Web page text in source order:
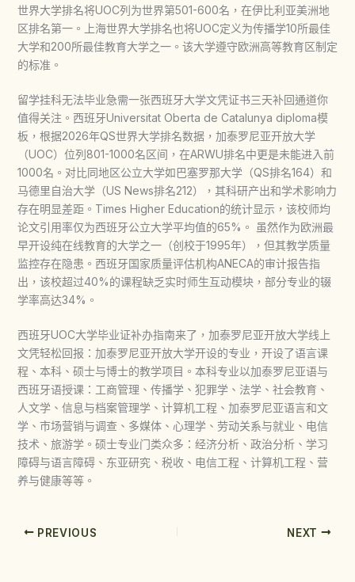
世界大学排名将UOC列为世界第501-600名，在伊比利亚美洲地
区排名第一。上海世界大学排名也将UOC定义为传播学10所最佳
大学和200所最佳教育大学之一。该大学遵守欧洲高等教育区制定
的标准。
留学挂科无法毕业急需一张西班牙大学文凭证书三天补回通道你
值得关注。西班牙Universitat Oberta de Catalunya diploma模
板，根据2026年QS世界大学排名数据，加泰罗尼亚开放大学
（UOC）位列801-1000名区间，在ARWU排名中更是未能进入前
1000名。对比同地区公立大学如巴塞罗那大学（QS排名164）和
马德里自治大学（US News排名212），其科研产出和学术影响力
存在明显差距。Times Higher Education的统计显示，该校师均
论文引用率仅为西班牙公立大学平均值的65%。 虽然作为欧洲最
早开设纯在线教育的大学之一（创校于1995年），但其教学质量
监控存在隐患。西班牙国家质量评估机构ANECA的审计报告指
出，该校超过40%的课程缺乏实时师生互动模块，部分专业的辍
学率高达34%。
西班牙UOC大学毕业证补办指南来了，加泰罗尼亚开放大学线上
文凭轻松回报：加泰罗尼亚开放大学开设的专业，开设了语言课
程、本科、硕士与博士的教学项目。本科专业以加泰罗尼亚语与
西班牙语授课：工商管理、传播学、犯罪学、法学、社会教育、
人文学、信息与档案管理学、计算机工程、加泰罗尼亚语言和文
学、市场营销与调查、多媒体、心理学、劳动关系与就业、电信
技术、旅游学。硕士专业门类众多：经济分析、政治分析、学习
障碍与语言障碍、东亚研究、税收、电信工程、计算机工程、营
养与健康等等。
PREVIOUS NEXT